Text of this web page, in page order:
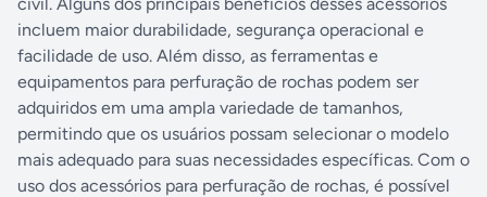
incluem maior durabilidade, segurança operacional e
facilidade de uso. Além disso, as ferramentas e
equipamentos para perfuração de rochas podem ser
adquiridos em uma ampla variedade de tamanhos,
permitindo que os usuários possam selecionar o modelo
mais adequado para suas necessidades específicas. Com o
uso dos acessórios para perfuração de rochas, é possível